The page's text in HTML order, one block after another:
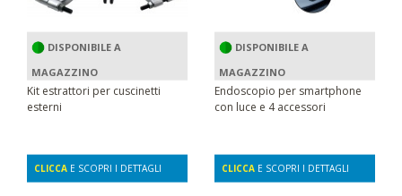
DISPONIBILE A
MAGAZZINO
Kit estrattori per cuscinetti
esterni
CLICCA E SCOPRI I DETTAGLI
DISPONIBILE A
MAGAZZINO
Endoscopio per smartphone
con luce e 4 accessori
CLICCA E SCOPRI I DETTAGLI